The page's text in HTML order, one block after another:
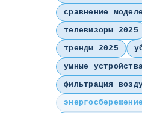
сравнение
телевизоры 2025
тренды 2025
умные
фильтрация
энергосбережение